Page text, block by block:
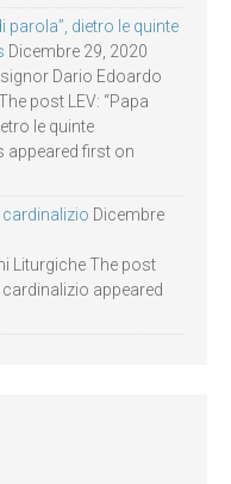
parola”, dietro le quinte
Dicembre 29, 2020
Dario Edoardo
post LEV: “Papa
le quinte
appeared first on
cardinalizio Dicembre
Liturgiche The post
appeared